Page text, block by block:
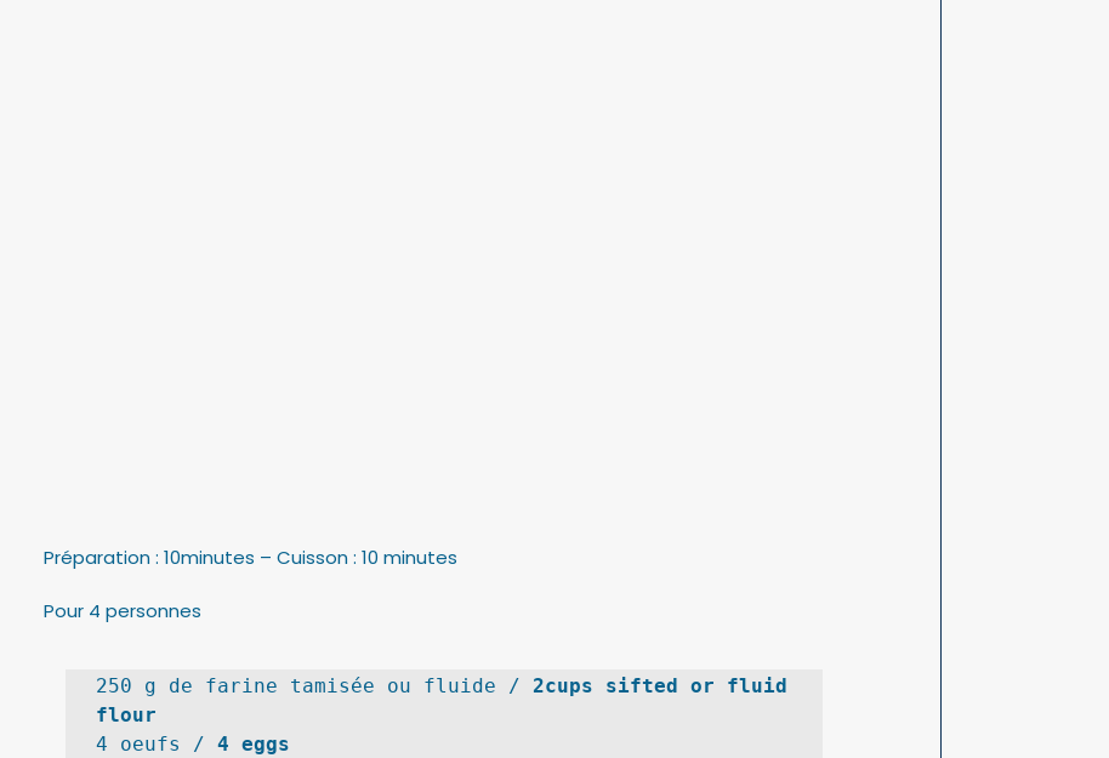
Préparation : 10minutes – Cuisson : 10 minutes
Pour 4 personnes
250 g de farine tamisée ou fluide / 2cups sifted or fluid
flour
4 oeufs / 4 eggs